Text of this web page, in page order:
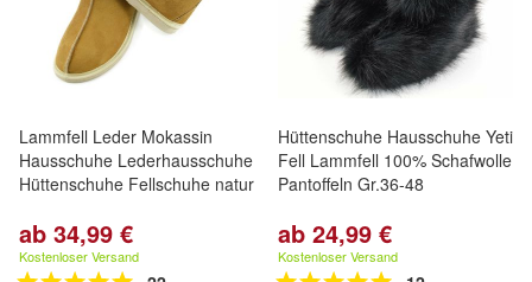
Lammfell Leder Mokassin
Hausschuhe Lederhausschuhe
Hüttenschuhe Fellschuhe natur
ab 34,99 €
Kostenloser Versand
Hüttenschuhe Hausschuhe Yeti
Fell Lammfell 100% Schafwolle
Pantoffeln Gr.36-48
ab 24,99 €
Kostenloser Versand